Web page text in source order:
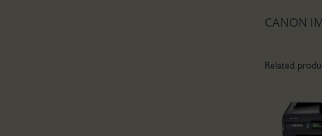
CANON
Related